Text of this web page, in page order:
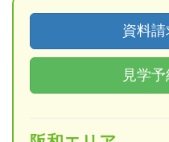
資料請
見学